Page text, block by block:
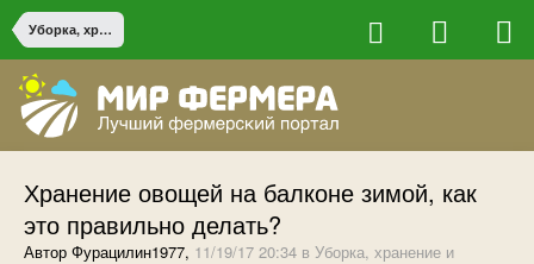
Уборка, хранение и переработка
Хранение овощей на балконе зимой, как
это правильно делать?
Автор Фурацилин1977, 11/19/17 20:34 в Уборка, хранение и